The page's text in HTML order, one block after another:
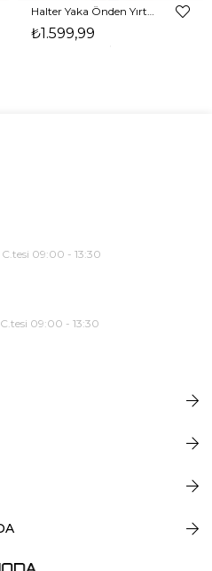
Halter Yaka Önden Yırtmaçlı Midi Boy Lacivert Hasre Kadın Elbise 26Y502
₺1.599,99
09:00 - 13:30
09:00 - 13:30